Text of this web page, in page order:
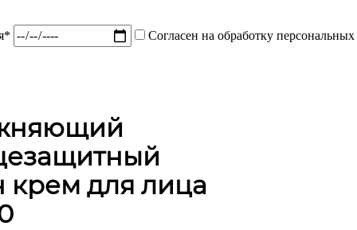
Согласен на обработку персональных
крем для лица